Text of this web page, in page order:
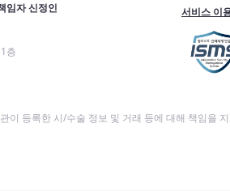
임자 신정인
층
서비스 이
이 등록한 시/수술 정보 및 거래 등에 대해 책임을